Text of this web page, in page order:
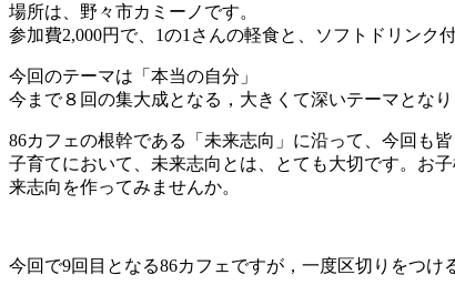
場所は、野々市カミーノです。
参加費2,000円で、1の1さんの軽食と、ソフトドリンク付
今回のテーマは「本当の自分」
今まで８回の集大成となる，大きくて深いテーマとなり
86カフェの根幹である「未来志向」に沿って、今回も
子育てにおいて、未来志向とは、とても大切です。お
来志向を作ってみませんか。
今回で9回目となる86カフェですが，一度区切りをつけ